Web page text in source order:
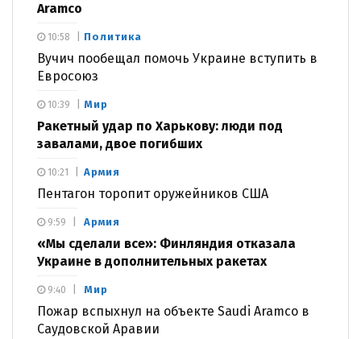
Aramco
Политика
Вучич пообещал помочь Украине вступить в
Евросоюз
10:58
Мир
Ракетный удар по Харькову: люди под
завалами, двое погибших
10:39
Армия
Пентагон торопит оружейников США
10:21
Армия
«Мы сделали все»: Финляндия отказала
Украине в дополнительных ракетах
9:59
Мир
Пожар вспыхнул на объекте Saudi Aramco в
Саудовской Аравии
9:40